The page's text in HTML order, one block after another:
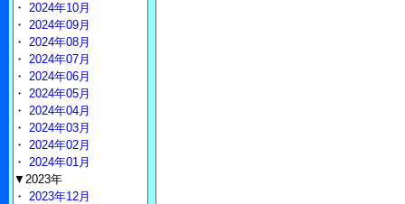
・ 2024年10月
・ 2024年09月
・ 2024年08月
・ 2024年07月
・ 2024年06月
・ 2024年05月
・ 2024年04月
・ 2024年03月
・ 2024年02月
・ 2024年01月
▼2023年
・ 2023年12月